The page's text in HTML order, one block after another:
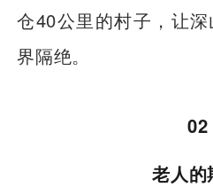
仓40公里的村子，让
界隔绝。
02
老人的